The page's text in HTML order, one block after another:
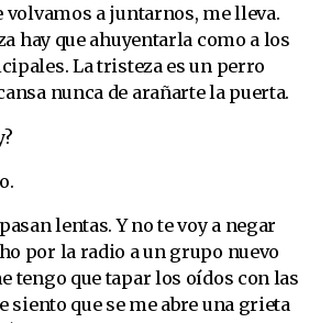
volvamos a juntarnos, me lleva.
hay que ahuyentarla como a los
La tristeza es un perro
nunca de arañarte la puerta.
lentas. Y no te voy a negar
por la radio a un grupo nuevo
tengo que tapar los oídos con las
siento que se me abre una grieta